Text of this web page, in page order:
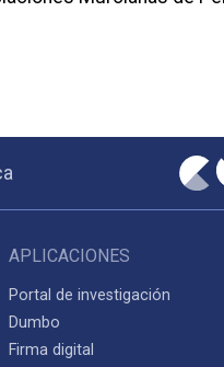
APLICACIONES
Portal de investigación
Dumbo
Firma digital